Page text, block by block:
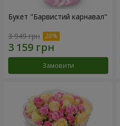
Букет "Барвистий карнавал"
3 949 грн
Замовити